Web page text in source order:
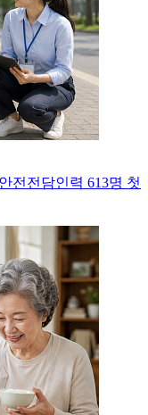
전전담인력 613명 첫